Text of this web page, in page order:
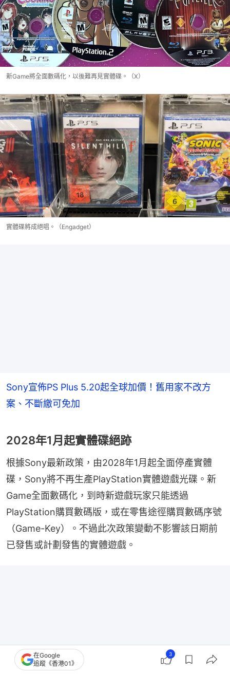
新Game將全面數碼化，以後難再見實體碟。（X）
實體碟將成絕唱。（Engadget）
Sony宣佈PS Plus 5.20起全球加價！舊用家不改方
案、不斷繳可免加
2028年1月起實體碟絕跡
根據Sony最新政策，由2028年1月起全面停產實體
碟，Sony將不再生產PlayStation實體遊戲光碟。新
Game全面數碼化，到時新遊戲玩家只能透過
PlayStation購買數碼版，或在零售途徑購買數碼序號
（Game-Key）。不過此次政策變動不影響該日期前
已發售或計劃發售的實體遊戲。
在Google
追蹤《香港01》
3